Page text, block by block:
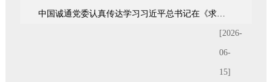
中国诚通党委认真传达学习习近平总书记在《求是》杂志发表的重要文章《前瞻布局和发展未来产业》
[2026-
06-
15]